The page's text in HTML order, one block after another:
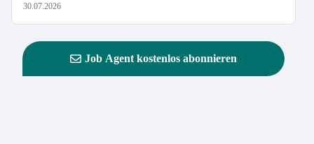
30.07.2026
Job Agent kostenlos abonnieren